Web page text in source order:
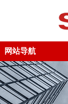
网站导航